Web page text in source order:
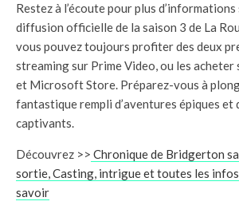
Restez à l’écoute pour plus
diffusion officielle de la saison 3 de La
vous pouvez toujours profiter des deux
streaming sur Prime Video, ou les acheter
et Microsoft Store. Préparez-vous à
fantastique rempli d’aventures épiques et
captivants.
Découvrez >> Chronique de Bridgerton
sortie, Casting, intrigue et toutes les infos
savoir